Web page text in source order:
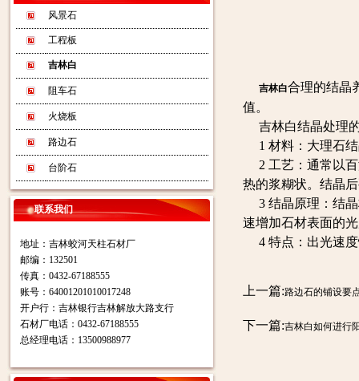
风景石
工程板
吉林白
阻车石
火烧板
路边石
台阶石
联系我们
地址：吉林蛟河天柱石材厂
邮编：132501
传真：0432-67188555
账号：64001201010017248
开户行：吉林银行吉林解放大路支行
石材厂电话：0432-67188555
总经理电话：13500988977
吉林白合理的结晶
值。
吉林白结晶处理的
1 材料：大理石结
2 工艺：通常以百
热的浆糊状。结晶
3 结晶原理：结晶
速增加石材表面的
4 特点：出光速度
上一篇:路边石的铺设要
下一篇:吉林白如何进行